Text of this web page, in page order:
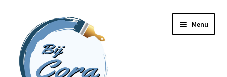
naar
navigatie
inhoud
Menu